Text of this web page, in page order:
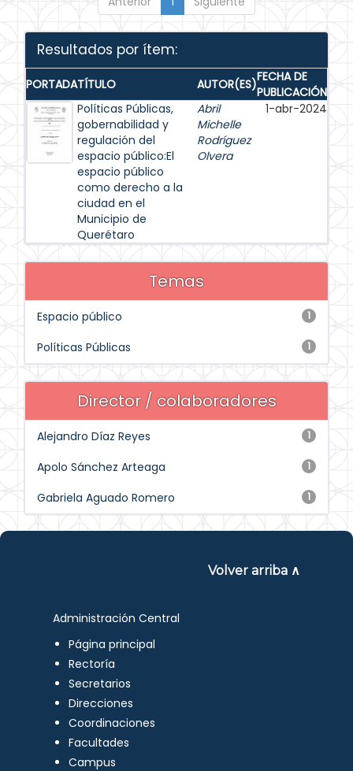
Resultados por ítem:
PORTADATÍTULO AUTOR(ES)FECHA DE
PUBLICACIÓN
Políticas Públicas,
gobernabilidad y
regulación del
espacio público:El
espacio público
como derecho a la
ciudad en el
Municipio de
Querétaro
Abril
Michelle
Rodríguez
Olvera
1-abr-2024
Temas
1
Espacio público
1
Políticas Públicas
Director / colaboradores
1
Alejandro Díaz Reyes
1
Apolo Sánchez Arteaga
1
Gabriela Aguado Romero
Volver arriba ∧
Administración Central
Página principal
Rectoría
Secretarios
Direcciones
Coordinaciones
Facultades
Campus